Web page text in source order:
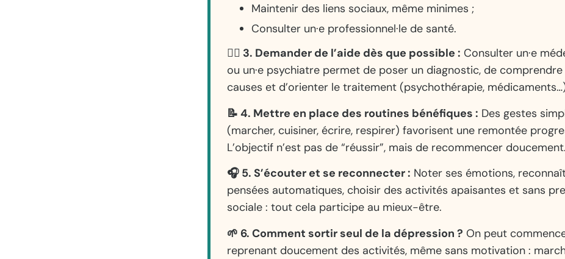
Maintenir des liens sociaux, même minimes ;
Consulter un·e professionnel·le de santé.
👩‍⚕️ 3. Demander de l’aide dès que possible : Consulter un·e
ou un·e psychiatre permet de poser un diagnostic, de comprendre
causes et d’orienter le traitement (psychothérapie,
📝 4. Mettre en place des routines bénéfiques : Des gestes
(marcher, cuisiner, écrire, respirer) favorisent une remontée
L’objectif n’est pas de “réussir”, mais de recommencer doucement.
🎧 5. S’écouter et se reconnecter : Noter ses émotions,
pensées automatiques, choisir des activités apaisantes et sans
sociale : tout cela participe au mieux-être.
🌱 6. Comment sortir seul de la dépression ? On peut
reprenant doucement des activités, même sans motivation :